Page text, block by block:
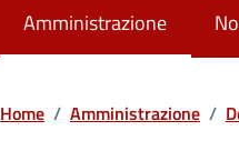
Amministrazione
Home / Amministrazione /